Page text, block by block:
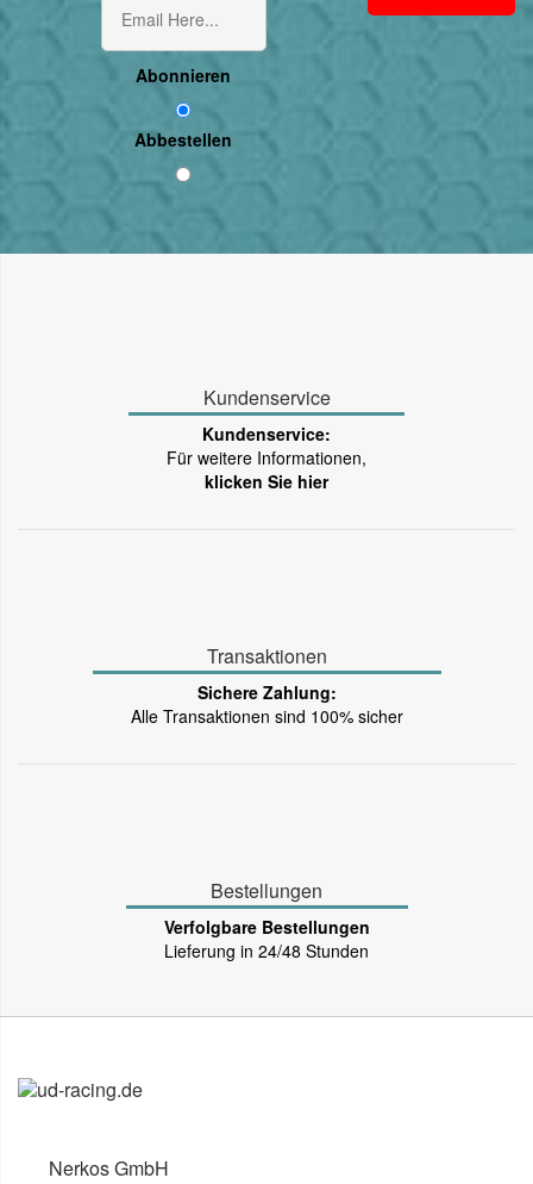
Abonnieren
Abbestellen
Kundenservice
Kundenservice:
Für weitere Informationen,
klicken Sie hier
Transaktionen
Sichere Zahlung:
Alle Transaktionen sind 100% sicher
Bestellungen
Verfolgbare Bestellungen
Lieferung in 24/48 Stunden
Nerkos GmbH